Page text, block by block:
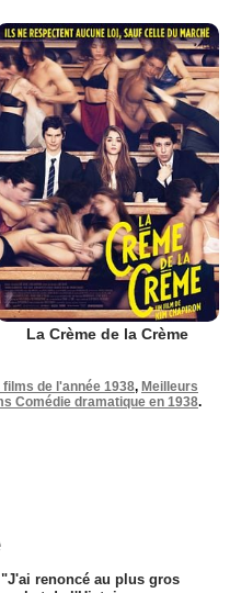
La Crème de la Crème
films de l'année 1938, Meilleurs
Comédie dramatique en 1938.
"J'ai renoncé au plus gros